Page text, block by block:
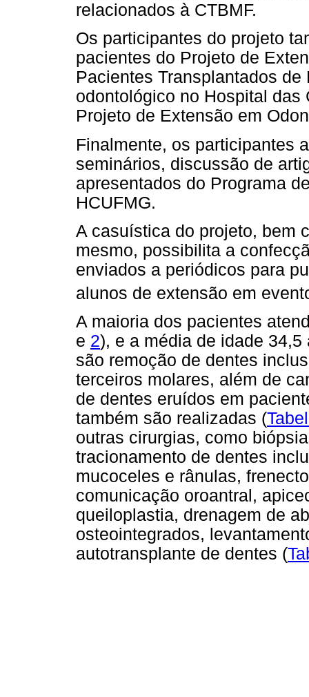
relacionados à CTBMF.
Os participantes do projeto
pacientes do Projeto de
Pacientes Transplantados
odontológico no Hospital das
Projeto de Extensão em
Finalmente, os participantes
seminários, discussão de
apresentados do Programa
HCUFMG.
A casuística do projeto, bem
mesmo, possibilita a
enviados a periódicos para
alunos de extensão em
A maioria dos pacientes
e 2), e a média de idade
são remoção de dentes
terceiros molares, além de
de dentes eruídos em
também são realizadas (
outras cirurgias, como
tracionamento de dentes
mucoceles e rânulas,
comunicação oroantral,
queiloplastia, drenagem de
osteointegrados,
autotransplante de dentes (